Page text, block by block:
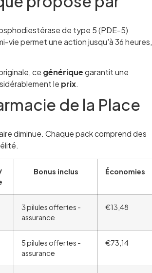
de type 5 (PDE-5)
vie permet une action jusqu'à 36 heures,
ce génériquegarantit une
le prix.
de la Place
diminue. Chaque pack comprend des
Bonus inclus Économies
3 pilules offertes -
assurance
€13,48
5 pilules offertes -
assurance
€73,14